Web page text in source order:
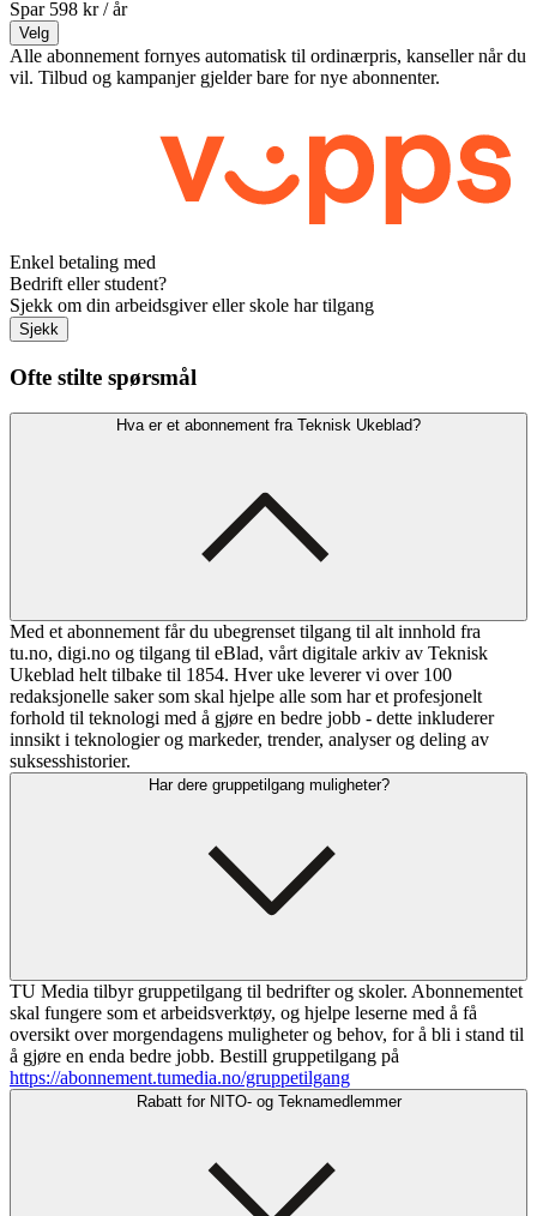
Spar 598 kr /år
Velg
Alle abonnement fornyes automatisk til ordinærpris, kanseller når du
vil. Tilbud og kampanjer gjelder bare for nye abonnenter.
Enkel betaling med
Bedrift eller student?
Sjekk om din arbeidsgiver eller skole har tilgang
Sjekk
Ofte stilte spørsmål
Hva er et abonnement fra Teknisk Ukeblad?
Med et abonnement får du ubegrenset tilgang til alt innhold fra
tu.no, digi.no og tilgang til eBlad, vårt digitale arkiv av Teknisk
Ukeblad helt tilbake til 1854. Hver uke leverer vi over 100
redaksjonelle saker som skal hjelpe alle som har et profesjonelt
forhold til teknologi med å gjøre en bedre jobb - dette inkluderer
innsikt i teknologier og markeder, trender, analyser og deling av
suksesshistorier.
Har dere gruppetilgang muligheter?
TU Media tilbyr gruppetilgang til bedrifter og skoler. Abonnementet
skal fungere som et arbeidsverktøy, og hjelpe leserne med å få
oversikt over morgendagens muligheter og behov, for å bli i stand til
å gjøre en enda bedre jobb. Bestill gruppetilgang på
https://abonnement.tumedia.no/gruppetilgang
Rabatt for NITO- og Teknamedlemmer